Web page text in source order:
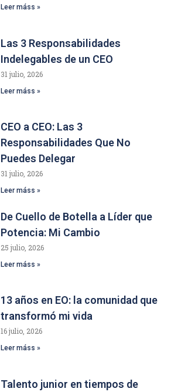
Leer máss »
Las 3 Responsabilidades
Indelegables de un CEO
31 julio, 2026
Leer máss »
CEO a CEO: Las 3
Responsabilidades Que No
Puedes Delegar
31 julio, 2026
Leer máss »
De Cuello de Botella a Líder que
Potencia: Mi Cambio
25 julio, 2026
Leer máss »
13 años en EO: la comunidad que
transformó mi vida
16 julio, 2026
Leer máss »
Talento junior en tiempos de